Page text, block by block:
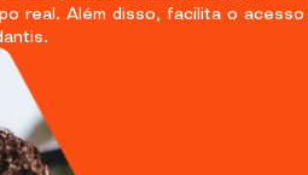
real. Além disso, facilita o acesso